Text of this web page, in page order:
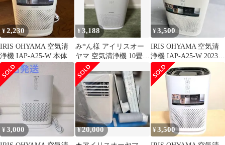
みモード IAP-A35-W
¥2,230
IRIS OHYAMA 空気清
浄機 IAP-A25-W 本体
¥3,188
み*ん様 アイリスオー
ヤマ 空気清浄機 10畳
ナイトライト付 IAP-
A25-
¥3,500
IRIS OHYAMA 空気清
浄機 IAP-A25-W 2023年
製
¥3,000 ¥20,000 ¥3,500